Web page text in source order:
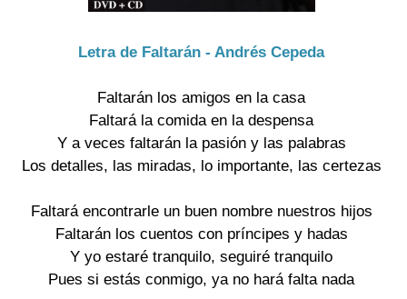
Letra de Faltarán - Andrés Cepeda
Faltarán los amigos en la casa
Faltará la comida en la despensa
Y a veces faltarán la pasión y las palabras
Los detalles, las miradas, lo importante, las certezas
Faltará encontrarle un buen nombre nuestros hijos
Faltarán los cuentos con príncipes y hadas
Y yo estaré tranquilo, seguiré tranquilo
Pues si estás conmigo, ya no hará falta nada